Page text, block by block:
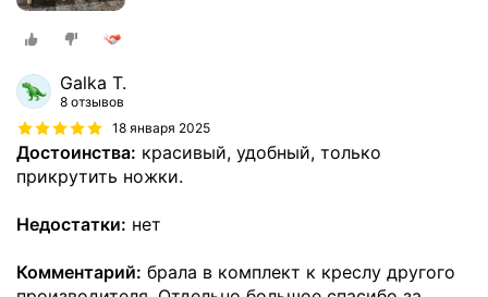
Galka T.
8 отзывов
18 января 2025
Достоинства: красивый, удобный, только
прикрутить ножки.
Недостатки: нет
Комментарий: брала в комплект к креслу другого